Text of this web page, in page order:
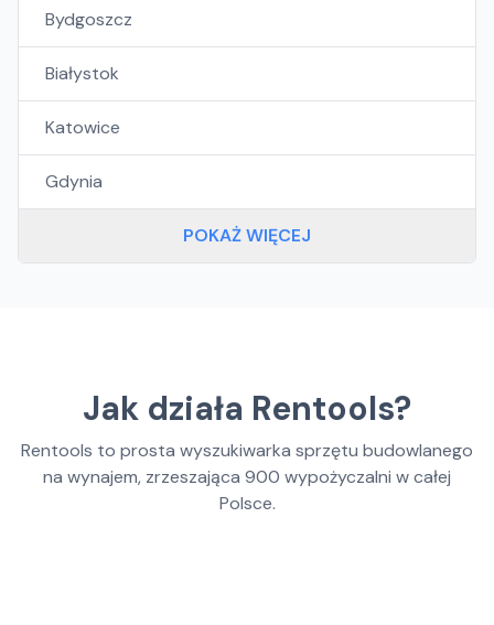
Bydgoszcz
Białystok
Katowice
Gdynia
POKAŻ WIĘCEJ
Jak działa Rentools?
Rentools to prosta wyszukiwarka sprzętu budowlanego
na wynajem, zrzeszająca 900 wypożyczalni w całej
Polsce.